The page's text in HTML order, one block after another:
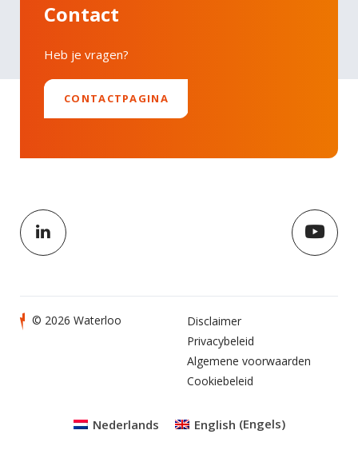
Contact
Heb je vragen?
CONTACTPAGINA
© 2026 Waterloo
Disclaimer
Privacybeleid
Algemene voorwaarden
Cookiebeleid
Nederlands English (Engels)